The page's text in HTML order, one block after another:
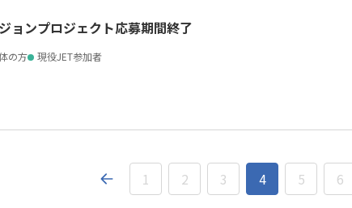
ョンプロジェクト応募期間終了
の方 現役JET参加者
1 2 3 4 5 6